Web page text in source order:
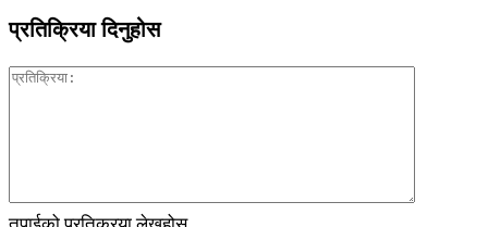
प्रतिक्रिया दिनुहोस